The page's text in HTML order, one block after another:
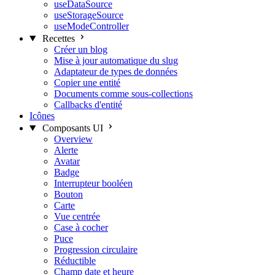
useDataSource
useStorageSource
useModeController
Recettes
Créer un blog
Mise à jour automatique du slug
Adaptateur de types de données
Copier une entité
Documents comme sous-collections
Callbacks d'entité
Icônes
Composants UI
Overview
Alerte
Avatar
Badge
Interrupteur booléen
Bouton
Carte
Vue centrée
Case à cocher
Puce
Progression circulaire
Réductible
Champ date et heure